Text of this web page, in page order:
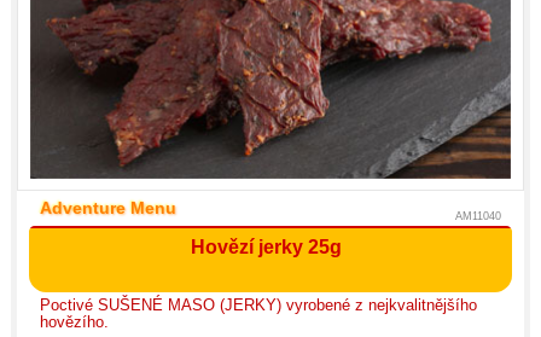
Adventure Menu
Hovězí jerky 25g
Poctivé SUŠENÉ MASO (JERKY) vyrobené z nejkvalitnějšího
hovězího.
AM11040